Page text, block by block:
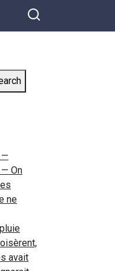
—
On
ne
avait
est un peu
voir son
grand-père
inventions,
famille
recomposée
et petits
l’appartement
parisien de la
belle-mère,